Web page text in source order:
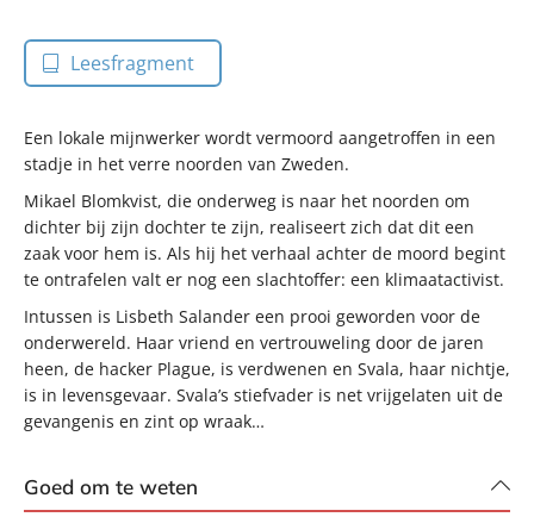
Leesfragment
Een lokale mijnwerker wordt vermoord aangetroffen in een
stadje in het verre noorden van Zweden.
Mikael Blomkvist, die onderweg is naar het noorden om
dichter bij zijn dochter te zijn, realiseert zich dat dit een
zaak voor hem is. Als hij het verhaal achter de moord begint
te ontrafelen valt er nog een slachtoffer: een klimaatactivist.
Intussen is Lisbeth Salander een prooi geworden voor de
onderwereld. Haar vriend en vertrouweling door de jaren
heen, de hacker Plague, is verdwenen en Svala, haar nichtje,
is in levensgevaar. Svala’s stiefvader is net vrijgelaten uit de
gevangenis en zint op wraak…
Goed om te weten